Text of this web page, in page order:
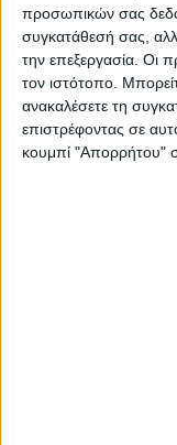
προσωπικών σας
συγκατάθεσή σας,
την επεξεργασία. Οι
τον ιστότοπο.
ανακαλέσετε τη
επιστρέφοντας σε
κουμπί "Απορρήτου"
ΠΑΡΟΜΟΙΑ